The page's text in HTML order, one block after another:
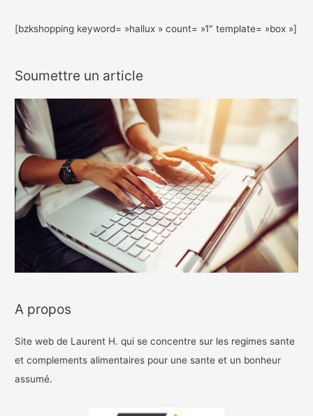
[bzkshopping keyword= »hallux » count= »1″ template= »box »]
Soumettre un article
A propos
Site web de Laurent H. qui se concentre sur les regimes sante
et complements alimentaires pour une sante et un bonheur
assumé.